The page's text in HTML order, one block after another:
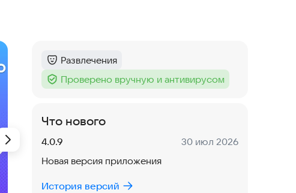
Категория :
Развлечения
Тег :
Проверено вручную и антивирусом
Что нового
Версия:
4.0.9 Дата:
30 июл 2026
Новая версия приложения
История версий